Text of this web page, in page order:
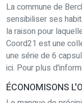
La commune de
sensibiliser ses
la raison pour
Coord21 est une
une série de 6
ici. Pour plus
ÉCONOMISONS